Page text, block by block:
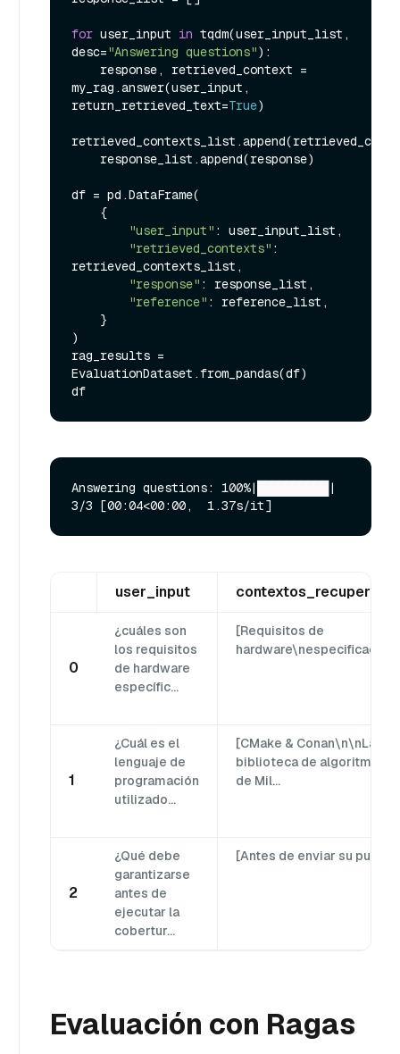
for user_input in tqdm(user_input_list,
desc="Answering questions"):
my_rag.answer(user_input,
return_retrieved_text=True)
df = pd.DataFrame(
"user_input" : user_input_list,
"retrieved_contexts" :
retrieved_contexts_list,
"response" : response_list,
"reference" : reference_list,
)
rag_results =
EvaluationDataset.from_pandas(df)
Answering questions: 100%|██████████|
user_input
0
¿cuáles son
los requisitos
de hardware
específic...
[Requisitos de
hardware\nespecificaci...
1
¿Cuál es el
lenguaje de
programación
utilizado...
[CMake & Conan\n\nLa
biblioteca de algoritmos
de Mil...
2
¿Qué debe
garantizarse
antes de
ejecutar la
cobertur...
[Antes de enviar su pull ...
Evaluación con Ragas